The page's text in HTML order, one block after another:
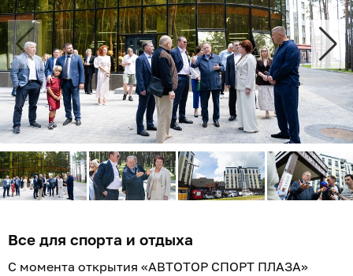
Все для спорта и отдыха
С момента открытия «АВТОТОР СПОРТ ПЛАЗА»